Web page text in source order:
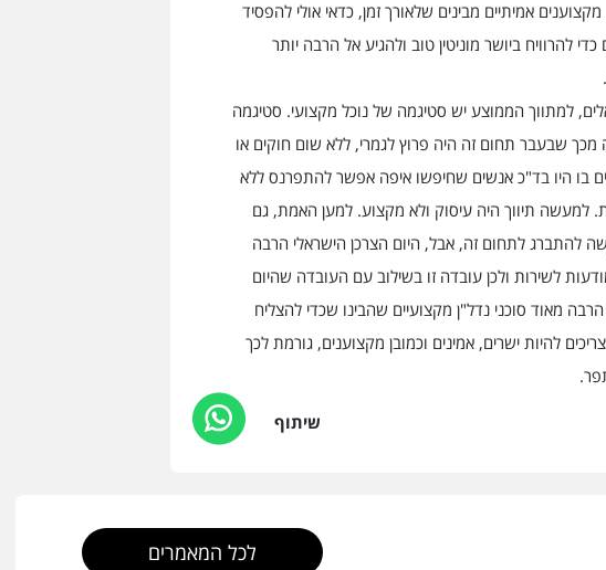
מקצוענים אמיתיים מבינים שלאורך זמן, כדאי אולי להפסיד
להרוויח ביושר מוניטין טוב ולהגיע אל הרבה יותר
למתווך הממוצע יש סטיגמה של נוכל מקצועי. סטיגמה
מכך שבעבר תחום זה היה פרוץ לגמרי, ללא שום חוקים או
בו היו בד"כ אנשים שחיפשו איפה אפשר להתפרנס ללא
למעשה תיווך היה עיסוק ולא מקצוע. למען האמת, גם
להתברג לתחום זה, אבל, היום הצרכן הישראלי הרבה
לשירות ולכן עובדה זו בשילוב עם העובדה שהיום
מאוד סוכני נדל"ן מקצועיים שהבינו שכדי להצליח
להיות ישרים, אמינים וכמובן מקצוענים, גורמת לכך
שיתוף
לכל המאמרים